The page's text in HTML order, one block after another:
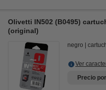
Olivetti IN502 (B0495)
(original)
negro
Ver
Precio